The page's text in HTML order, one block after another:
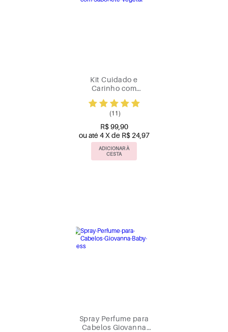
Kit Cuidado e
Carinho com
(11)
R$ 99,90
ou até 4 X de R$ 24,97
ADICIONAR À
CESTA
Spray Perfume para
Cabelos Giovanna